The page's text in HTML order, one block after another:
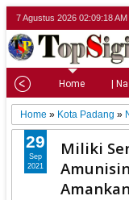
7 Agustus 2026 02:09:20 AM
Home |
Home » Kota Padang »
Miliki
29
Sep
2021